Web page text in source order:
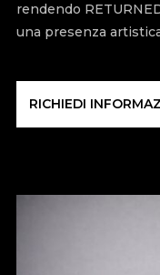
rendendo
una presenza
RICHIEDI